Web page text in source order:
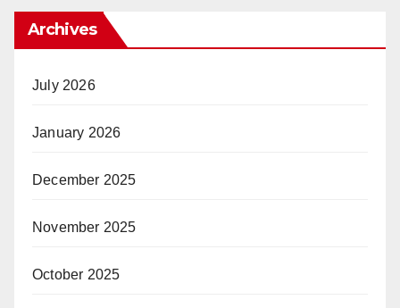
Archives
July 2026
January 2026
December 2025
November 2025
October 2025